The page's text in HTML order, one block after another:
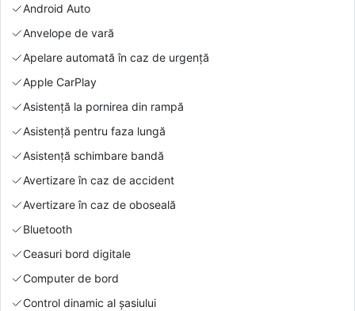
Android Auto
Anvelope de vară
Apelare automată în caz de urgență
Apple CarPlay
Asistență la pornirea din rampă
Asistență pentru faza lungă
Asistență schimbare bandă
Avertizare în caz de accident
Avertizare în caz de oboseală
Bluetooth
Ceasuri bord digitale
Computer de bord
Control dinamic al șasiului